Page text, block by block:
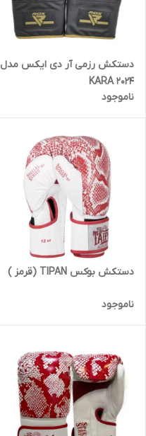
دستکش رزمی آر دی ایکس مدل
KARA 2024
ناموجود
دستکش بوکس TIPAN (قرمز )
ناموجود